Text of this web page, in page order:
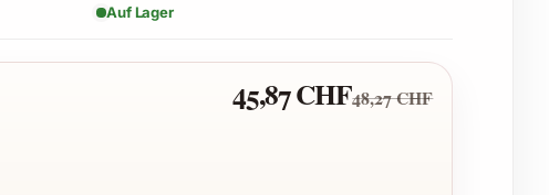
Auf Lager
45,87 CHF48,27 CHF